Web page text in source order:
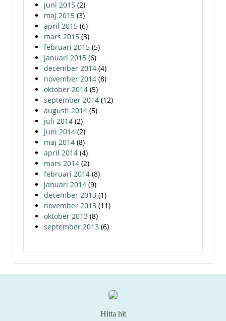
juni 2015 (2)
maj 2015 (3)
april 2015 (6)
mars 2015 (3)
februari 2015 (5)
januari 2015 (6)
december 2014 (4)
november 2014 (8)
oktober 2014 (5)
september 2014 (12)
augusti 2014 (5)
juli 2014 (2)
juni 2014 (2)
maj 2014 (8)
april 2014 (4)
mars 2014 (2)
februari 2014 (8)
januari 2014 (9)
december 2013 (1)
november 2013 (11)
oktober 2013 (8)
september 2013 (6)
Hitta hit